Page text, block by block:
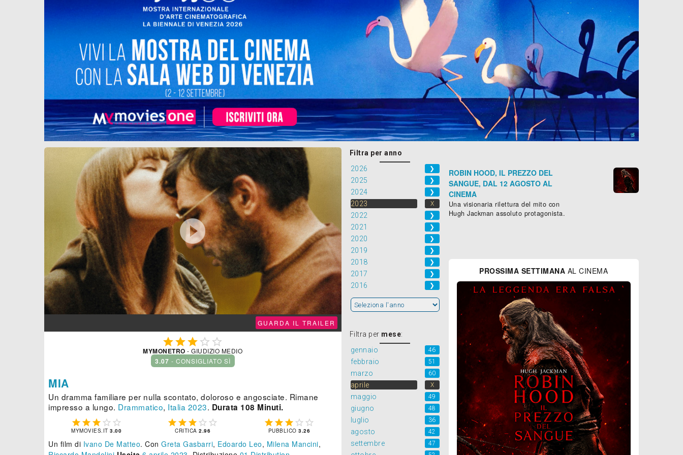

GUARDA IL TRAILER
  
MYMONETRO - GIUDIZIO MEDIO
3.07 - CONSIGLIATO SÌ
MIA
Un dramma familiare per nulla scontato, doloroso e angosciate. Rimane
impresso a lungo. Drammatico, Italia 2023. Durata 108 Minuti.
    
MYMOVIES.IT3.00
    
CRITICA2.96
    
PUBBLICO3.26
Un film di Ivano De Matteo. Con Greta Gasbarri, Edoardo Leo, Milena Mancini,
Filtra per anno
2026
❯
2025 ❯
2024 ❯
2023 X
2022 ❯
2021 ❯
2020 ❯
2019 ❯
2018 ❯
2017 ❯
2016 ❯
Filtra per mese:
gennaio
46
febbraio 51
marzo 60
aprile X
maggio 49
giugno 48
luglio 36
agosto 42
settembre 47
ROBIN HOOD, IL PREZZO DEL
SANGUE, DAL 12 AGOSTO AL
CINEMA
Una visionaria rilettura del mito con
Hugh Jackman assoluto protagonista.
PROSSIMA SETTIMANA AL CINEMA